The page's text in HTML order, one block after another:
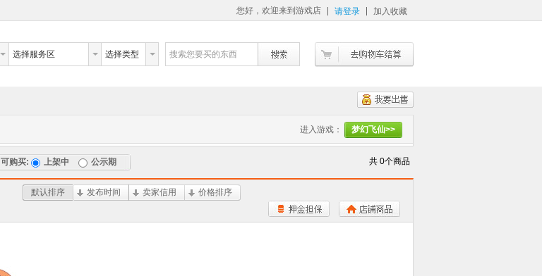
您好，欢迎来到游戏店 请登录 加入收藏
选择服务区 选择类型 搜索您要买的东西
进入游戏： 梦幻飞仙>>
共 0个商品
可购买: 上架中 公示期
默认排序 发布时间 卖家信用 价格排序